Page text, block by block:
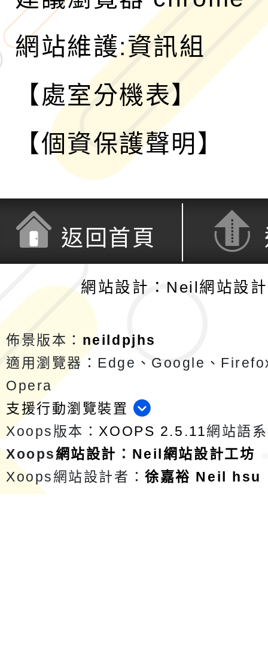
網站維護:資訊組
【處室分機表】
【個資保護聲明】
返回首頁
網站設計：Neil網站設
佈景版本： neildpjhs
適用瀏覽器：Edge、Google、
Opera
支援行動瀏覽裝置
Xoops版本： XOOPS 2.5.11網站語
Xoops網站設計 ： Neil網站設計工坊
Xoops網站設計者：徐嘉裕 Neil hsu